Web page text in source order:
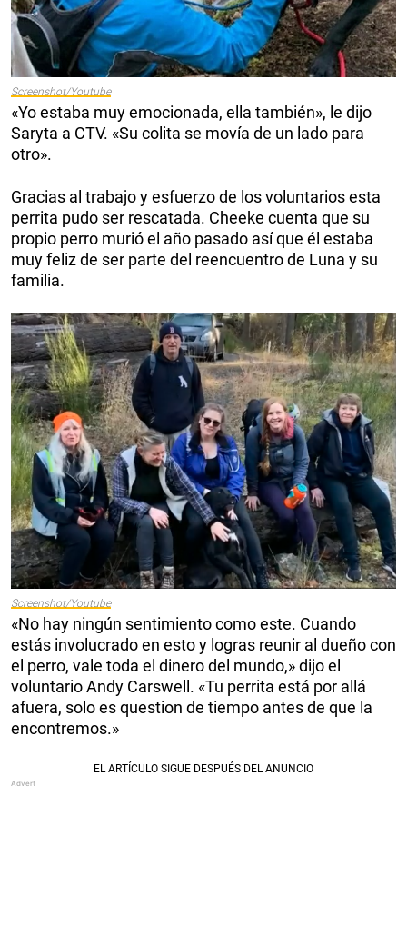
Screenshot/Youtube
«Yo estaba muy emocionada, ella también», le dijo
Saryta a CTV. «Su colita se movía de un lado para
otro».
Gracias al trabajo y esfuerzo de los voluntarios esta
perrita pudo ser rescatada. Cheeke cuenta que su
propio perro murió el año pasado así que él estaba
muy feliz de ser parte del reencuentro de Luna y su
familia.
Screenshot/Youtube
«No hay ningún sentimiento como este. Cuando
estás involucrado en esto y logras reunir al dueño con
el perro, vale toda el dinero del mundo,» dijo el
voluntario Andy Carswell. «Tu perrita está por allá
afuera, solo es question de tiempo antes de que la
encontremos.»